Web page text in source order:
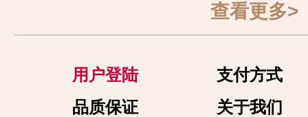
查看更多>
用户登陆
支付方式
品质保证
关于我们